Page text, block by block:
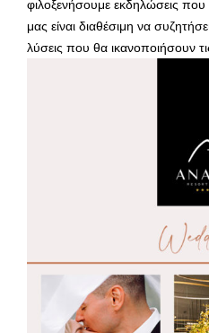
φιλοξενήσουμε εκδηλώσεις
μας είναι διαθέσιμη να
λύσεις που θα ικανοποιήσουν